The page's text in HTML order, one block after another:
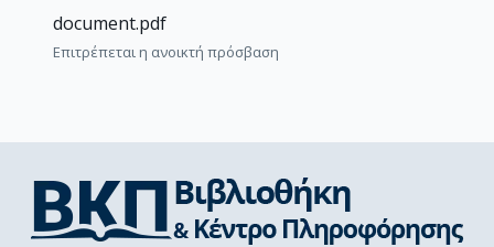
document.pdf
Επιτρέπεται η ανοικτή πρόσβαση